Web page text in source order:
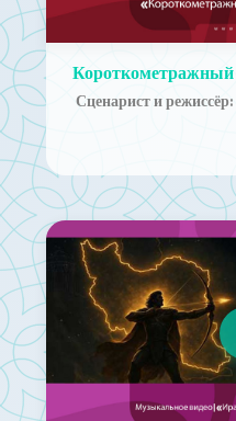
Сценарист и